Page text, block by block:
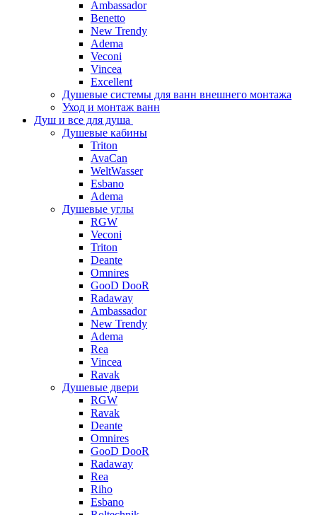
Ambassador
Benetto
New Trendy
Adema
Veconi
Vincea
Excellent
Душевые системы для ванн внешнего монтажа
Уход и монтаж ванн
Душ и все для душа
Душевые кабины
Triton
AvaCan
WeltWasser
Esbano
Adema
Душевые углы
RGW
Veconi
Triton
Deante
Omnires
GooD DooR
Radaway
Ambassador
New Trendy
Adema
Rea
Vincea
Ravak
Душевые двери
RGW
Ravak
Deante
Omnires
GooD DooR
Radaway
Rea
Riho
Esbano